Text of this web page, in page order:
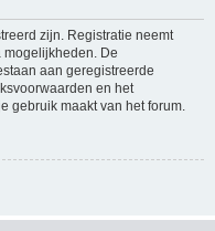
zijn. Registratie neemt
mogelijkheden. De
aan geregistreerde
en het
gebruik maakt van het forum.